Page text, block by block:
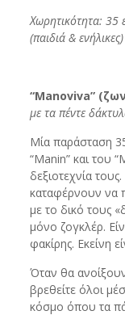
Χωρητικότητα: 35
(παιδιά & ενήλικες)
“Manoviva”
με τα πέντε
Μία παράσταση
“Manin” και του
δεξιοτεχνία
καταφέρνουν να
με το δικό τους
μόνο ζογκλέρ.
φακίρης. Εκείνη
Όταν θα
βρεθείτε όλοι
κόσμο όπου τα